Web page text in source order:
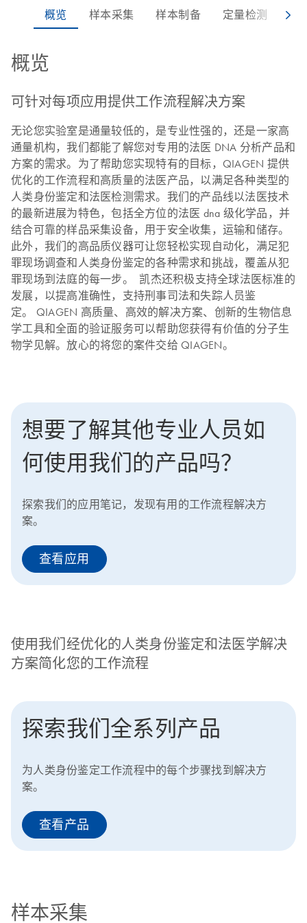
概览
可针对每项应用提供工作流程解决方案
无论您实验室是通量较低的，是专业性强的，还是一家高
通量机构，我们都能了解您对专用的法医 DNA 分析产品和
方案的需求。为了帮助您实现特有的目标，QIAGEN 提供
优化的工作流程和高质量的法医产品，以满足各种类型的
人类身份鉴定和法医检测需求。我们的产品线以法医技术
的最新进展为特色，包括全方位的法医 dna 级化学品，并
结合可靠的样品采集设备，用于安全收集，运输和储存。
此外，我们的高品质仪器可让您轻松实现自动化，满足犯
罪现场调查和人类身份鉴定的各种需求和挑战，覆盖从犯
罪现场到法庭的每一步。 凯杰还积极支持全球法医标准的
发展，以提高准确性，支持刑事司法和失踪人员鉴
定。 QIAGEN 高质量、高效的解决方案、创新的生物信息
学工具和全面的验证服务可以帮助您获得有价值的分子生
物学见解。放心的将您的案件交给 QIAGEN。
想要了解其他专业人员如
何使用我们的产品吗？
探索我们的应用笔记，发现有用的工作流程解决方
案。
查看应用
使用我们经优化的人类身份鉴定和法医学解决
方案简化您的工作流程
探索我们全系列产品
为人类身份鉴定工作流程中的每个步骤找到解决方
案。
查看产品
样本采集